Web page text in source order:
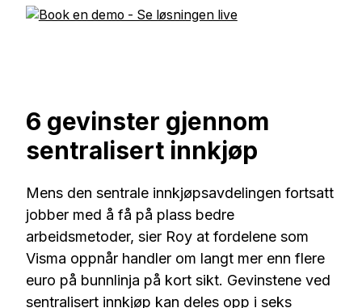
6 gevinster gjennom
sentralisert innkjøp
Mens den sentrale innkjøpsavdelingen fortsatt
jobber med å få på plass bedre
arbeidsmetoder, sier Roy at fordelene som
Visma oppnår handler om langt mer enn flere
euro på bunnlinja på kort sikt. Gevinstene ved
sentralisert innkjøp kan deles opp i seks